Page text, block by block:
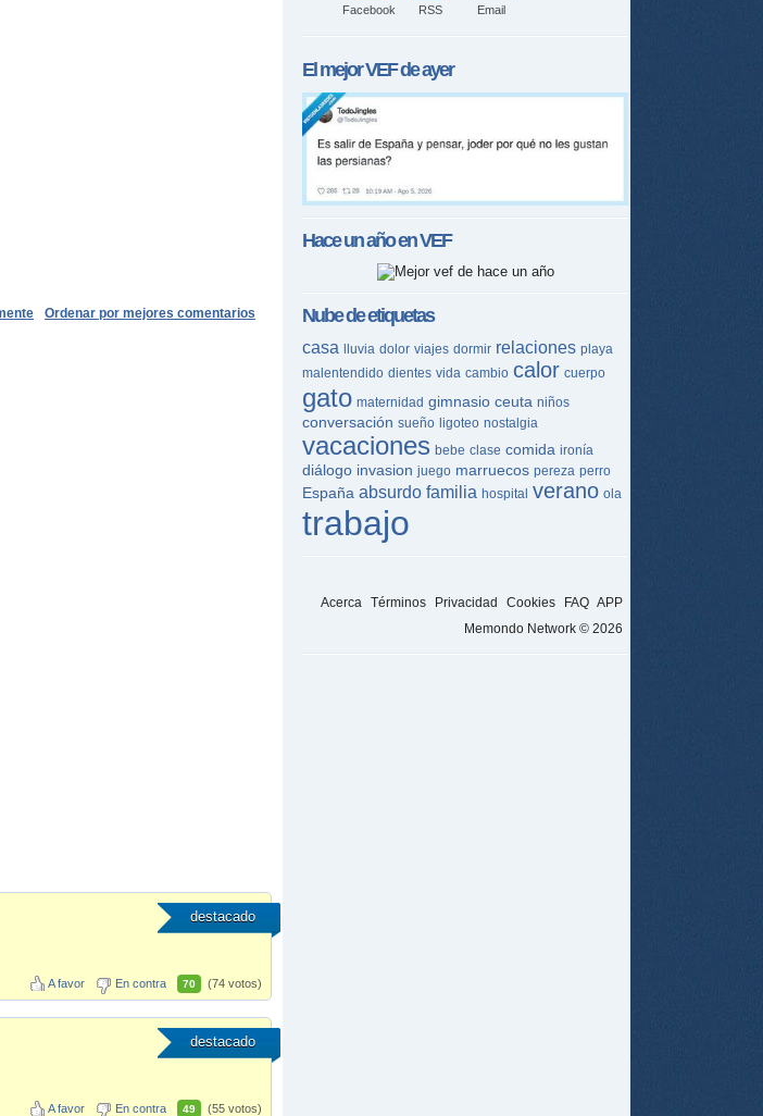
Ordenar por mejores comentarios
destacado
A favor En contra 70 (74 votos)
destacado
A favor En contra 49 (55 votos)
Facebook RSS Email
El mejorVEFde ayer
Hace un año enVEF
Nube de etiquetas
casa lluvia dolor viajes dormir relaciones playa
malentendido dientes vida cambio calor cuerpo
gato maternidad gimnasio ceuta niños
conversación sueño ligoteo nostalgia
vacaciones bebe clase comida ironía
diálogo invasion juego marruecos pereza perro
España absurdo familia hospital verano ola
trabajo
Acerca Términos Privacidad Cookies FAQ APP
Memondo Network © 2026